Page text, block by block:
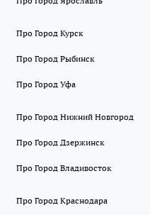
Про Город Курск
Про Город Рыбинск
Про Город Уфа
Про Город Нижний Новгород
Про Город Дзержинск
Про Город Владивосток
Про Город Краснодара